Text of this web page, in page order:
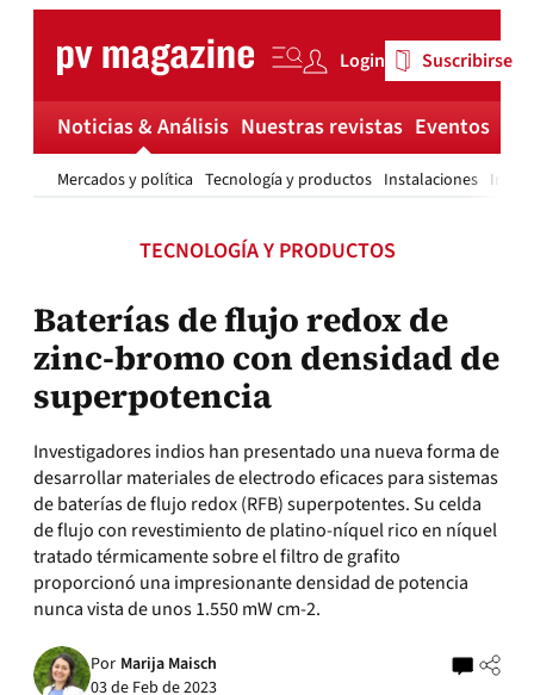
content
Login Suscribirse
Noticias & Análisis
Mercados y política Tecnología y productos Instalaciones
Nuestras revistas Eventos
TECNOLOGÍA Y PRODUCTOS
Baterías de flujo redox de
zinc-bromo con densidad de
superpotencia
Investigadores indios han presentado una nueva forma de
desarrollar materiales de electrodo eficaces para sistemas
de baterías de flujo redox (RFB) superpotentes. Su celda
de flujo con revestimiento de platino-níquel rico en níquel
tratado térmicamente sobre el filtro de grafito
proporcionó una impresionante densidad de potencia
nunca vista de unos 1.550 mW cm-2.
Por Marija Maisch
03 de Feb de 2023